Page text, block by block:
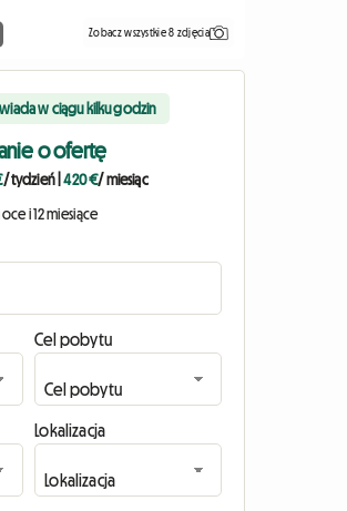
Zobacz wszystkie 8 zdjęcia
w ciągu kilku godzin
o ofertę
/ tydzień|420 €/ miesiąc
i 12 miesiące
Cel pobytu
Lokalizacja